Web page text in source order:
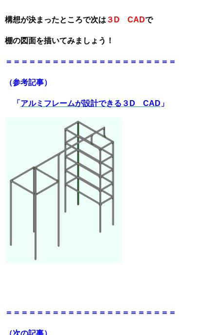
構想が決まったところで次は ３D CADで
棚の図面を描いてみましょう！
＝＝＝＝＝＝＝＝＝＝＝＝＝＝＝＝＝＝＝＝＝＝
（参考記事）
「 アルミフレームが設計できる３D CAD 」
＝＝＝＝＝＝＝＝＝＝＝＝＝＝＝＝＝＝＝＝＝＝
（次の記事）